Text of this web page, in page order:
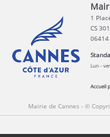
1
CS
06414
Lun -
Accueil
Mairie de Cannes - ©